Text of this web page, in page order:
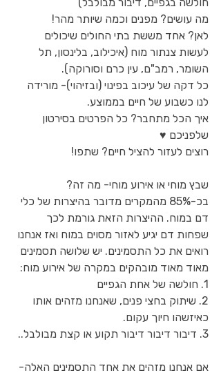
חולשה בגפיים, דיבור מבולבל)
מה עושים? מפנים וכמה שיותר מהר!
לאן? אחד מששת בתי החולים שיכולים
לעשות צנתור מוח (איכילוב, בלינסון, תל
השומר, רמב"ם, עין כרם וסורוקה).
כל דקה של עיכוב בפינוי (ובזיהוי)- מורידה
לנו כשבוע של חיים בממוצע.
איך הכל מתחבר? כל הפרטים בסירטון
שלפניכם ♥
רוצים לעזור להציל חיים? שתפו!
שבץ מוחי או אירוע מוחי- מה זה?
בכ-85% מהמקרים מדובר בהיצרות של כלי
דם במוח. ההיצרות הזאת גורמת לכך
שפחות דם יגיע לאזור מסוים במוח ואז אנחנו
רואים את כל התסמינים. יש שלושה תסמינים
מאוד מאוד מובהקים במקרה של אירוע מוח:
1. חולשה של אחת הגפיים
2. שיתוק בחצי פנים, שאנחנו מזהים אותו
כאיזשהו חיוך עקום.
3. דיבור דיבור דיבור תקוע או קצת מבולבל..
אם אנחנו מזהים את אחד התסמינים האלה-